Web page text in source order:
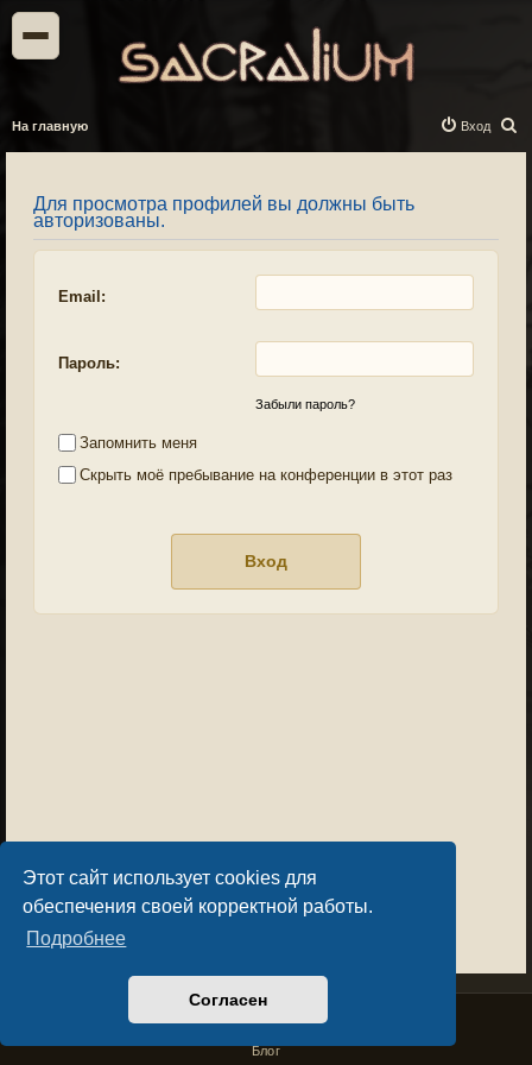
Этот сайт использует cookies для
обеспечения своей корректной работы.
Подробнее
Согласен
На главную
о
Вход
Для просмотра профилей вы должны быть
авторизованы.
Email:
Пароль:
Забыли пароль?
Запомнить меня
Скрыть моё пребывание на конференции в этот раз
Privacy PolicyLicense Agreement
Copyright © Sacralium Games 2023-
Блог